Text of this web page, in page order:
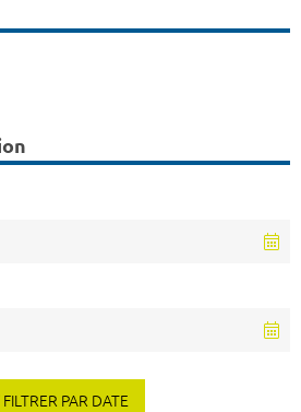
FILTRER PAR DATE